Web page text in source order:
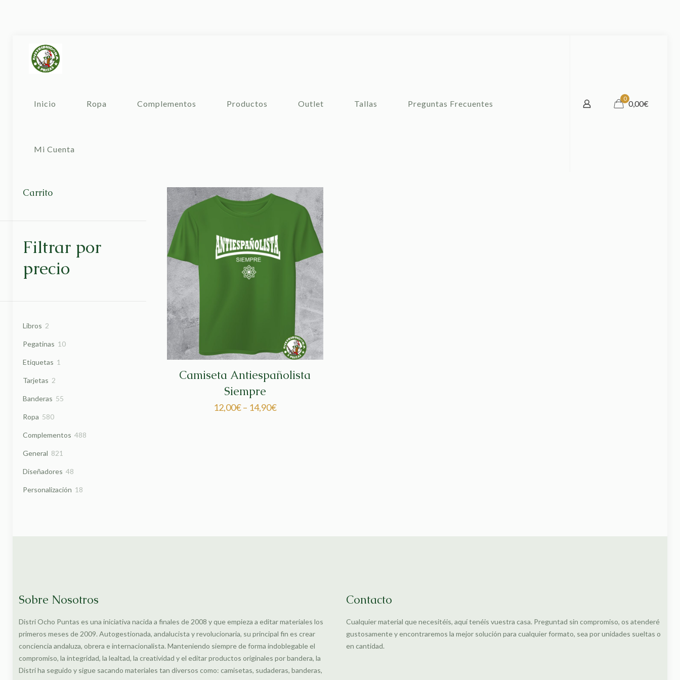
Inicio Ropa Complementos Productos Outlet Tallas Preguntas Frecuentes
Mi Cuenta
0
0,00€
Camiseta Antiespañolista
Siempre
12,00€– 14,90€
Carrito
Filtrar por
precio
Libros 2
Pegatinas 1010
Etiquetas 1
Tarjetas 2
Banderas 55
Ropa 580580
Complementos 488
General 821
Diseñadores 48
Personalización 18
Sobre Nosotros
Distri Ocho Puntas es una iniciativa nacida a finales de 2008 y que empieza a editar materiales los
primeros meses de 2009. Autogestionada, andalucista y revolucionaria, su principal fin es crear
conciencia andaluza, obrera e internacionalista. Manteniendo siempre de forma indoblegable el
compromiso, la integridad, la lealtad, la creatividad y el editar productos originales por bandera, la
Distri ha seguido y sigue sacando materiales tan diversos como: camisetas, sudaderas, banderas,
Contacto
Cualquier material que necesitéis, aquí tenéis vuestra casa. Preguntad sin compromiso, os atenderé
gustosamente y encontraremos la mejor solución para cualquier formato, sea por unidades sueltas o
en cantidad.